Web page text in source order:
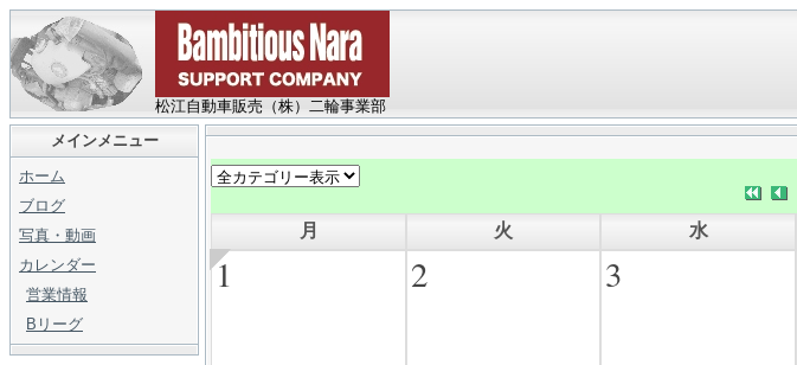
松江自動車販売（株）二輪事業部
メインメニュー
ホーム
ブログ
写真・動画
カレンダー
営業情報
Bリーグ
月 火 水
1 2 3